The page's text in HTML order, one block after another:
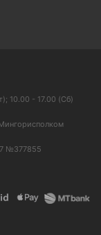
10.00 - 17.00 (Сб)
№377855